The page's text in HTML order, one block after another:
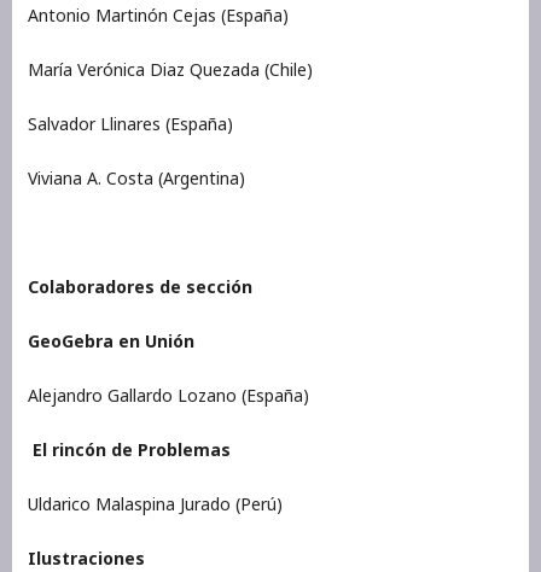
Antonio Martinón Cejas (España)
María Verónica Diaz Quezada (Chile)
Salvador Llinares (España)
Viviana A. Costa (Argentina)
Colaboradores de sección
GeoGebra en Unión
Alejandro Gallardo Lozano (España)
El rincón de Problemas
Uldarico Malaspina Jurado (Perú)
Ilustraciones